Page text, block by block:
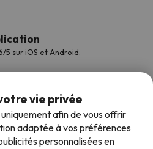
5 sur iOS et Android.
vie privée
afin de vous offrir
adaptée à vos préférences
personnalisées en